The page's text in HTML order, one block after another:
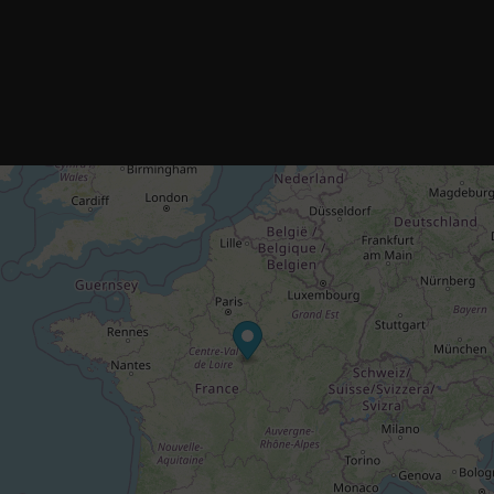
paléophone : la voix du passé.
Il meurt dans le dénuement le plus complet, le 9 août
1888 .
Thomas Alva EDISON : inventeur et industriel
américain
Pendant la révolution industrielle, au cours de la
seconde moitié du XIXè siècle, Thomas Alva EDISON
s'impose comme un inventeur, une figure emblématique
du rêve américain. Il incarne pleinement cette société
technicienne et pragmatique. Développant des
méthodes commerciales et industrielles notamment
dans la production en série, il crée un véritable empire.
On lui attribue des centaines d'inventions dont le